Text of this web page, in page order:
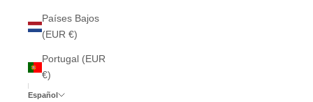
Países Bajos
(EUR €)
Portugal (EUR
€)
Español